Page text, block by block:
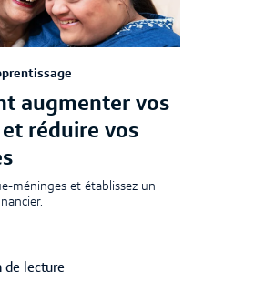
augmenter vos
réduire vos
méninges et établissez un
de lecture